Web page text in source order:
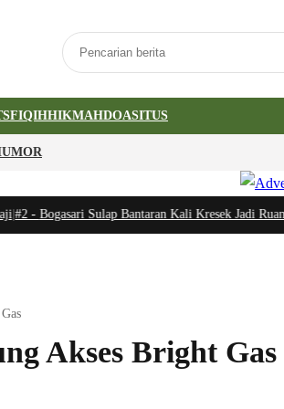
FIQIHHIKMAHDOASITUS
-Bogasari Sulap Bantaran Kali Kresek Jadi Ruang
Akses Bright Gas